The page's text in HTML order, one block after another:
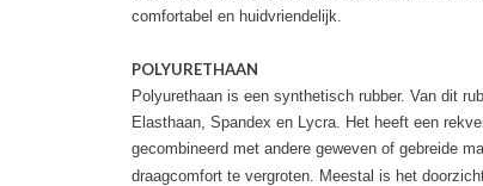
comfortabel en huidvriendelijk.
POLYURETHAAN
Polyurethaan is een synthetisch rubber. Van dit
Elasthaan, Spandex en Lycra. Het heeft een
gecombineerd met andere geweven of gebreide
draagcomfort te vergroten. Meestal is het